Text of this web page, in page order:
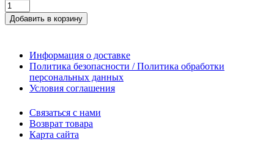
Добавить в корзину
Информация о доставке
Политика безопасности / Политика обработки
персональных данных
Условия соглашения
Связаться с нами
Возврат товара
Карта сайта